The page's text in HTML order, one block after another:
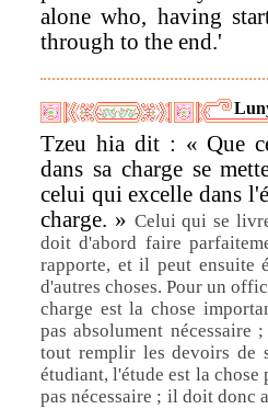
alone who, having
through to the end.'
Tzeu hia dit : « Que
dans sa charge se
celui qui excelle dans
charge. » Celui qui se
doit d'abord faire
rapporte, et il peut ensuite
d'autres choses. Pour un
charge est la chose
pas absolument
tout remplir les devoirs de
étudiant, l'étude est la
pas nécessaire ; il doit donc